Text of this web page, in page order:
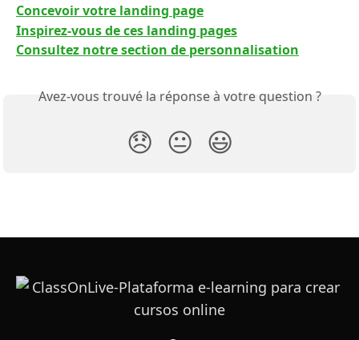
Concevoir votre landing page
Inspirez-vous de ces landing pages
Consultez notre section de personnalisation
Avez-vous trouvé la réponse à votre question ?
😞 😐 😃